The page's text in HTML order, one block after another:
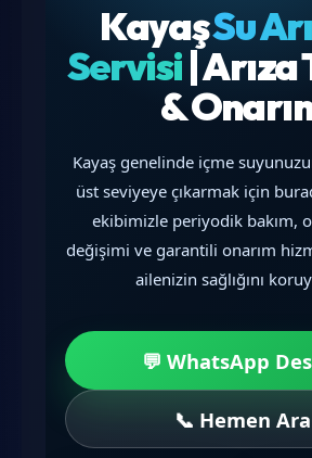
KayaşSu
Servisi|
&
Kayaş genelinde içme
üst seviyeye çıkarmak için
ekibimizle periyodik bakım,
değişimi ve garantili onarım
ailenizin sağlığını
💬 WhatsApp
📞 Hemen Ara